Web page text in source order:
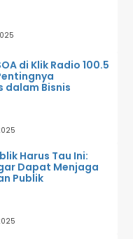
di Klik Radio 100.5
dalam Bisnis
Harus Tau Ini:
Dapat Menjaga
Publik